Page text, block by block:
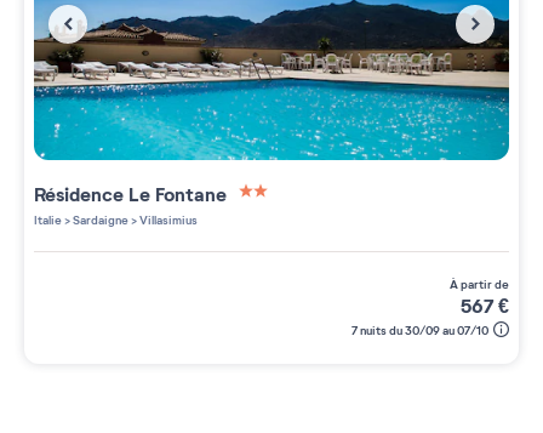
Résidence Le Fontane
Italie>Sardaigne>Villasimius
à partir de
567€
7 nuits du 30/09 au 07/10